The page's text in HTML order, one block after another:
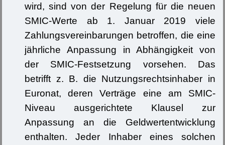
wird, sind von der Regelung für die neuen
SMIC-Werte ab 1. Januar 2019 viele
Zahlungsvereinbarungen betroffen, die eine
jährliche Anpassung in Abhängigkeit von
der SMIC-Festsetzung vorsehen. Das
betrifft z. B. die Nutzungsrechtsinhaber in
Euronat, deren Verträge eine am SMIC-
Niveau ausgerichtete Klausel zur
Anpassung an die Geldwertentwicklung
enthalten. Jeder Inhaber eines solchen